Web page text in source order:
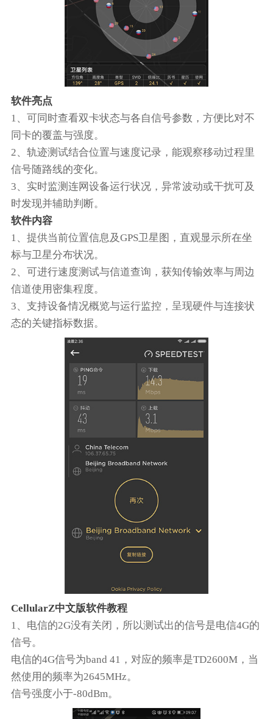
软件亮点
1、可同时查看双卡状态与各自信号参数，方便比对不
同卡的覆盖与强度。
2、轨迹测试结合位置与速度记录，能观察移动过程里
信号随路线的变化。
3、实时监测连网设备运行状况，异常波动或干扰可及
时发现并辅助判断。
软件内容
1、提供当前位置信息及GPS卫星图，直观显示所在坐
标与卫星分布状况。
2、可进行速度测试与信道查询，获知传输效率与周边
信道使用密集程度。
3、支持设备情况概览与运行监控，呈现硬件与连接状
态的关键指标数据。
CellularZ中文版软件教程
1、电信的2G没有关闭，所以测试出的信号是电信4G的
信号。
电信的4G信号为band 41，对应的频率是TD2600M，当
然使用的频率为2645MHz。
信号强度小于-80dBm。